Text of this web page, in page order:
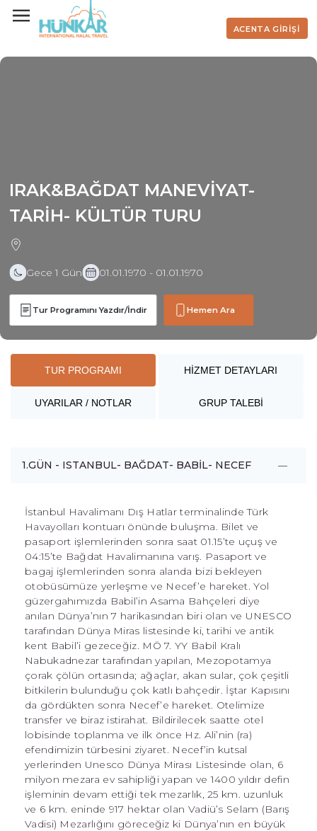
ACENTA GİRİŞİ
IRAK&BAĞDAT MANEVİYAT-
TARİH- KÜLTÜR TURU
Gece 1 Gün 01.01.1970 - 01.01.1970
Tur Programını Yazdır/İndir Hemen Ara
TUR PROGRAMI HİZMET DETAYLARI
UYARILAR / NOTLAR GRUP TALEBİ
1.GÜN - ISTANBUL- BAĞDAT- BABİL- NECEF
İstanbul Havalimanı Dış Hatlar terminalinde Türk
Havayolları kontuarı önünde buluşma. Bilet ve
pasaport işlemlerinden sonra saat 01.15’te uçuş ve
04:15’te Bağdat Havalimanına varış. Pasaport ve
bagaj işlemlerinden sonra alanda bizi bekleyen
otobüsümüze yerleşme ve Necef’e hareket. Yol
güzergahımızda Babil’in Asama Bahçeleri diye
anılan Dünya’nın 7 harikasından biri olan ve UNESCO
tarafından Dünya Miras listesinde ki, tarihi ve antik
kent Babil’i gezeceğiz. MÖ 7. YY Babil Kralı
Nabukadnezar tarafından yapılan, Mezopotamya
çorak çölün ortasında; ağaçlar, akan sular, çok çeşitli
bitkilerin bulunduğu çok katlı bahçedir. İştar Kapısını
da gördükten sonra Necef’e hareket. Otelimize
transfer ve biraz istirahat. Bildirilecek saatte otel
lobisinde toplanma ve ilk önce Hz. Ali’nin (ra)
efendimizin türbesini ziyaret. Necef’in kutsal
yerlerinden Unesco Dünya Mirası Listesinde olan, 6
milyon mezara ev sahipliği yapan ve 1400 yıldır defin
işleminin devam ettiği tek mezarlık, 25 km. uzunluk
ve 6 km. eninde 917 hektar olan Vadiü’s Selam (Barış
Vadisi) Mezarlığını göreceğiz ki Dünya’nın en büyük